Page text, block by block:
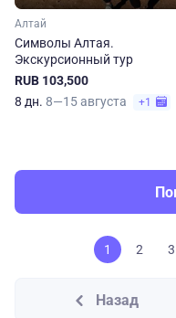
Алтай
Символы Алтая.
Экскурсионный тур
RUB 103,500
8 дн. 8—15 августа +1
1 2 3
Назад